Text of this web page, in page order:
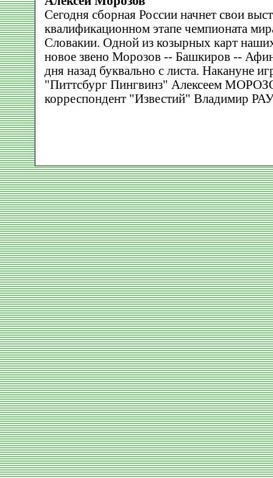
Сегодня сборная России начнет свои
квалификационном этапе чемпионата
Словакии. Одной из козырных карт
новое звено Морозов -- Башкиров --
дня назад буквально с листа. Накануне
"Питтсбург Пингвинз" Алексеем
корреспондент "Известий" Владимир